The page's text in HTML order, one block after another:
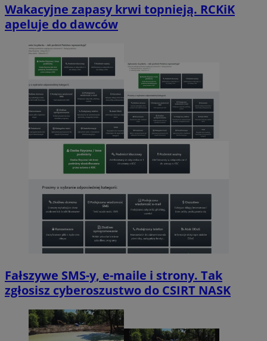
Wakacyjne zapasy krwi topnieją. RCKiK
apeluje do dawców
Fałszywe SMS-y, e-maile i strony. Tak
zgłosisz cyberoszustwo do CSIRT NASK